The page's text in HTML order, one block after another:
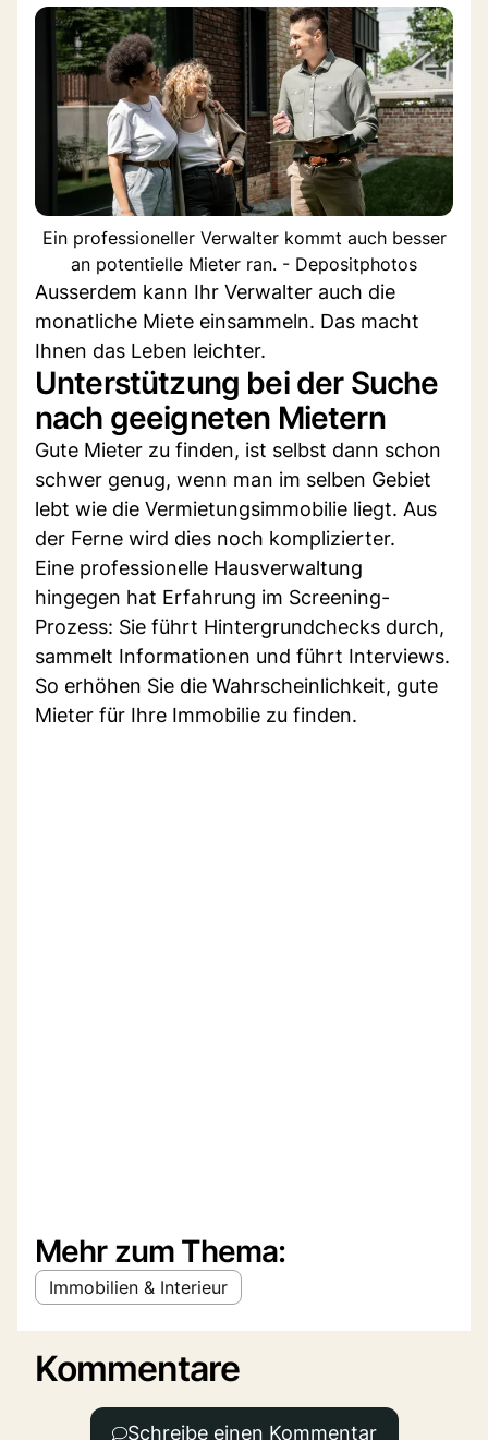
Ein professioneller Verwalter kommt auch besser
an potentielle Mieter ran. - Depositphotos
Ausserdem kann Ihr Verwalter auch die
monatliche Miete einsammeln. Das macht
Ihnen das Leben leichter.
Unterstützung bei der Suche
nach geeigneten Mietern
Gute Mieter zu finden, ist selbst dann schon
schwer genug, wenn man im selben Gebiet
lebt wie die Vermietungsimmobilie liegt. Aus
der Ferne wird dies noch komplizierter.
Eine professionelle Hausverwaltung
hingegen hat Erfahrung im Screening-
Prozess: Sie führt Hintergrundchecks durch,
sammelt Informationen und führt Interviews.
So erhöhen Sie die Wahrscheinlichkeit, gute
Mieter für Ihre Immobilie zu finden.
Mehr zum Thema:
Immobilien & Interieur
Kommentare
Schreibe einen Kommentar